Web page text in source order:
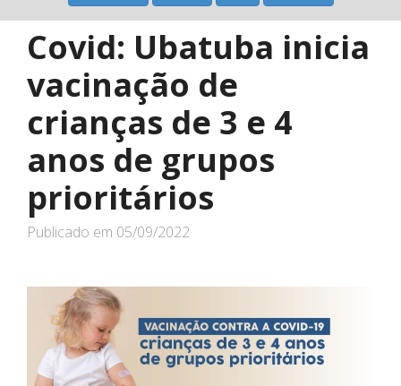
Covid: Ubatuba inicia
vacinação de
crianças de 3 e 4
anos de grupos
prioritários
Publicado em 05/09/2022